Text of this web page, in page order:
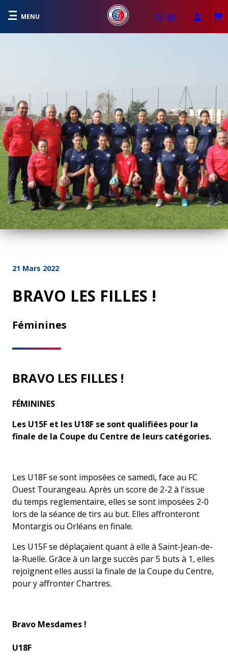
MENU FR EN
21 Mars 2022
BRAVO LES FILLES !
Féminines
BRAVO LES FILLES !
FÉMININES
Les U15F et les U18F se sont qualifiées pour la
finale de la Coupe du Centre de leurs catégories.
Les U18F se sont imposées ce samedi, face au FC
Ouest Tourangeau. Après un score de 2-2 à l'issue
du temps reglementaire, elles se sont imposées 2-0
lors de la séance de tirs au but. Elles affronteront
Montargis ou Orléans en finale.
Les U15F se déplaçaient quant à elle à Saint-Jean-de-
la-Ruelle. Grâce à un large succès par 5 buts à 1, elles
rejoignent elles aussi la finale de la Coupe du Centre,
pour y affronter Chartres.
Bravo Mesdames !
U18F